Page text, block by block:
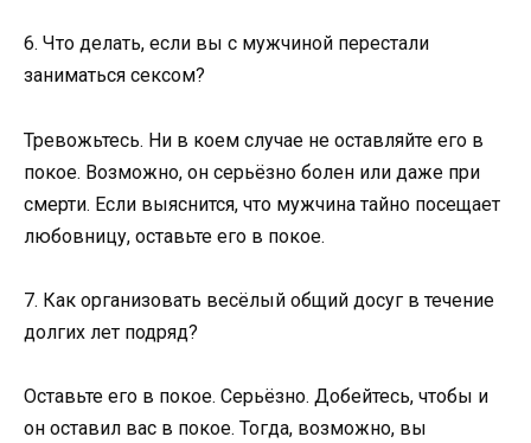
6. Что делать, если вы с мужчиной перестали
заниматься сексом?
Тревожьтесь. Ни в коем случае не оставляйте его в
покое. Возможно, он серьёзно болен или даже при
смерти. Если выяснится, что мужчина тайно посещает
любовницу, оставьте его в покое.
7. Как организовать весёлый общий досуг в течение
долгих лет подряд?
Оставьте его в покое. Серьёзно. Добейтесь, чтобы и
он оставил вас в покое. Тогда, возможно, вы